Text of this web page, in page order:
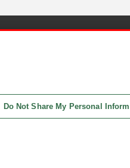
Do Not Share My Personal